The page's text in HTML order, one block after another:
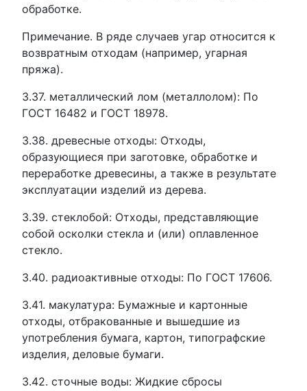
обработке.
Примечание. В ряде случаев угар относится к
возвратным отходам (например, угарная
пряжа).
3.37. металлический лом (металлолом): По
ГОСТ 16482 и ГОСТ 18978.
3.38. древесные отходы: Отходы,
образующиеся при заготовке, обработке и
переработке древесины, а также в результате
эксплуатации изделий из дерева.
3.39. стеклобой: Отходы, представляющие
собой осколки стекла и (или) оплавленное
стекло.
3.40. радиоактивные отходы: По ГОСТ 17606.
3.41. макулатура: Бумажные и картонные
отходы, отбракованные и вышедшие из
употребления бумага, картон, типографские
изделия, деловые бумаги.
3.42. сточные воды: Жидкие сбросы